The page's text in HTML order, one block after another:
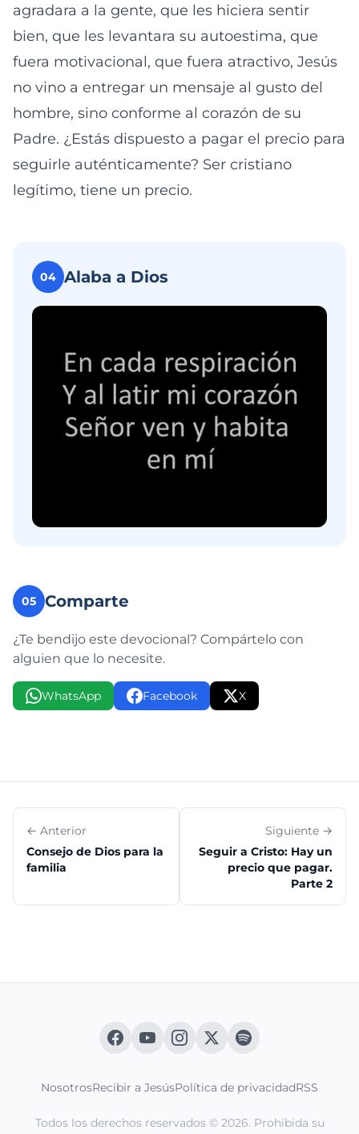
agradara a la gente, que les hiciera sentir
bien, que les levantara su autoestima, que
fuera motivacional, que fuera atractivo, Jesús
no vino a entregar un mensaje al gusto del
hombre, sino conforme al corazón de su
Padre. ¿Estás dispuesto a pagar el precio para
seguirle auténticamente? Ser cristiano
legítimo, tiene un precio.
04 Alaba a Dios
05 Comparte
¿Te bendijo este devocional? Compártelo con
alguien que lo necesite.
WhatsApp Facebook X
← Anterior
Consejo de Dios para la
familia
Siguiente →
Seguir a Cristo: Hay un
precio que pagar.
Parte 2
NosotrosRecibir a JesúsPolítica de privacidadRSS
Todos los derechos reservados © 2026. Prohibida su